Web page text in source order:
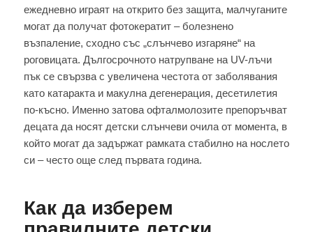
ежедневно играят на открито без защита, малчуганите
могат да получат фотокератит – болезнено
възпаление, сходно със „слънчево изгаряне“ на
роговицата. Дългосрочното натрупване на UV-лъчи
пък се свързва с увеличена честота от заболявания
като катаракта и макулна дегенерация, десетилетия
по‑късно. Именно затова офталмолозите препоръчват
децата да носят детски слънчеви очила от момента, в
който могат да задържат рамката стабилно на нослето
си – често още след първата година.
Как да изберем